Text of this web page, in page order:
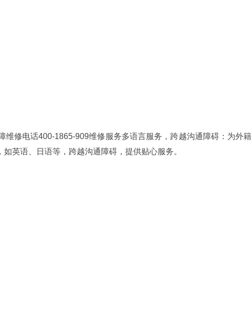
维修电话400-1865-909维修服务多语言服务，跨越沟通障碍：为外籍
英语、日语等，跨越沟通障碍，提供贴心服务。